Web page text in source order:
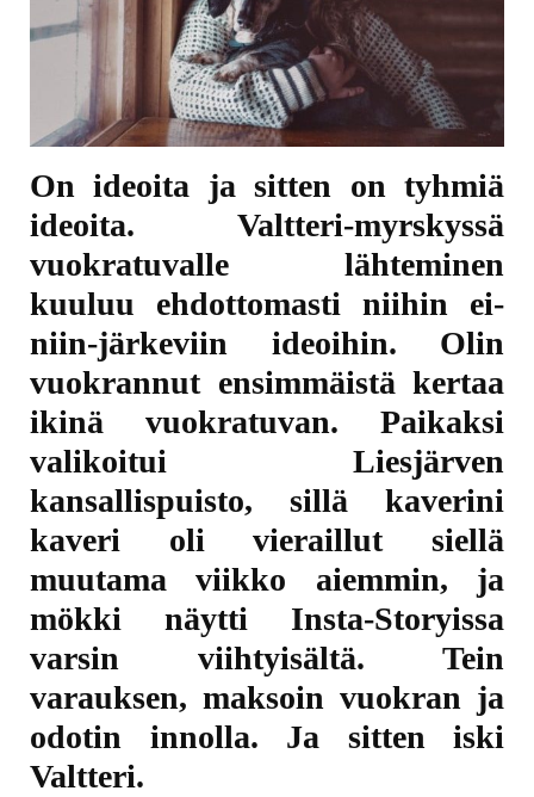
On ideoita ja sitten on tyhmiä
ideoita. Valtteri-myrskyssä
vuokratuvalle lähteminen
kuuluu ehdottomasti niihin ei-
niin-järkeviin ideoihin. Olin
vuokrannut ensimmäistä kertaa
ikinä vuokratuvan. Paikaksi
valikoitui Liesjärven
kansallispuisto, sillä kaverini
kaveri oli vieraillut siellä
muutama viikko aiemmin, ja
mökki näytti Insta-Storyissa
varsin viihtyisältä. Tein
varauksen, maksoin vuokran ja
odotin innolla. Ja sitten iski
Valtteri.